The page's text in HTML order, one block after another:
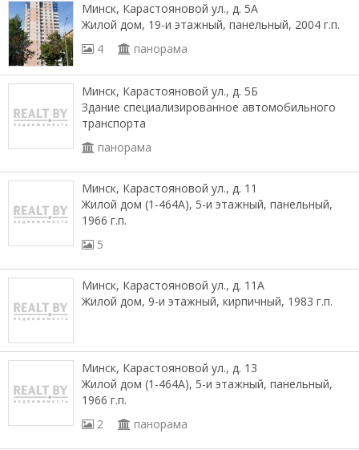
Минск, Карастояновой ул., д. 5А
Жилой дом, 19-и этажный, панельный, 2004 г.п.
4
панорама
Минск, Карастояновой ул., д. 5Б
Здание специализированное автомобильного
транспорта
панорама
Минск, Карастояновой ул., д. 11
Жилой дом (1-464А), 5-и этажный, панельный,
1966 г.п.
5
Минск, Карастояновой ул., д. 11А
Жилой дом, 9-и этажный, кирпичный, 1983 г.п.
Минск, Карастояновой ул., д. 13
Жилой дом (1-464А), 5-и этажный, панельный,
1966 г.п.
2
панорама